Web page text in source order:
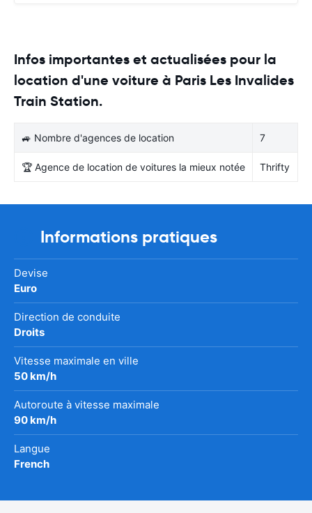
Infos importantes et actualisées pour la
location d'une voiture à Paris Les Invalides
Train Station.
🚙 Nombre d'agences de location 7
🏆 Agence de location de voitures la mieux notée Thrifty
Informations pratiques
Devise
Euro
Direction de conduite
Droits
Vitesse maximale en ville
50 km/h
Autoroute à vitesse maximale
90 km/h
Langue
French